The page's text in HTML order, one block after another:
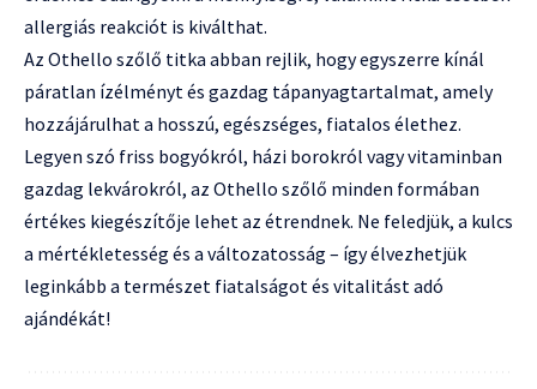
allergiás reakciót is kiválthat.
Az Othello szőlő titka abban rejlik, hogy egyszerre kínál
páratlan ízélményt és gazdag tápanyagtartalmat, amely
hozzájárulhat a hosszú, egészséges, fiatalos élethez.
Legyen szó friss bogyókról, házi borokról vagy vitaminban
gazdag lekvárokról, az Othello szőlő minden formában
értékes kiegészítője lehet az étrendnek. Ne feledjük, a kulcs
a mértékletesség és a változatosság – így élvezhetjük
leginkább a természet fiatalságot és vitalitást adó
ajándékát!